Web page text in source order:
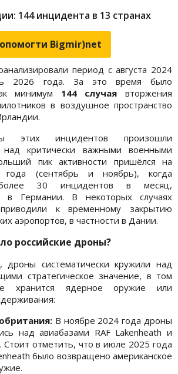
144 инцидента в 13 странах
Bigmir)net
период с августа 2024
2026 года. За это время было
минимум 144 случая вторжения
в воздушное пространство
этих инцидентов произошли
над критически важными военными
пик активности пришёлся на
года (сентябрь и ноябрь), когда
более 30 инцидентов в месяц,
в Германии. В некоторых случаях
к временному закрытию
аэропортов, в частности в Дании.
российские дроны?
дроны систематически кружили над
стратегическое значение, в том
хранится ядерное оружие или
В ноябре 2024 года дроны
над авиабазами RAF Lakenheath и
Стоит отметить, что в июле 2025 года
было возвращено американское